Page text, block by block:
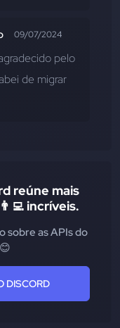
09/07/2024
pelo
de migrar
reúne mais
incríveis.
sobre as APIs do
DISCORD